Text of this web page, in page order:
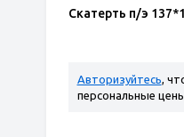
Скатерть п/э
Авторизуйтесь,
персональные